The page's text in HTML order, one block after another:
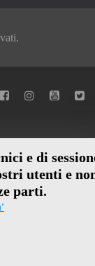
e di
utenti e
parti.